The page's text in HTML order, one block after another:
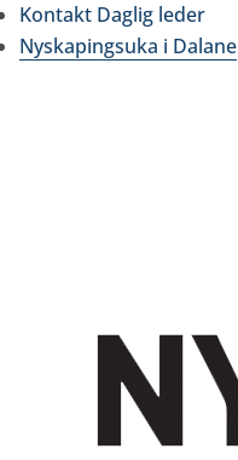
Kontakt Daglig leder
Nyskapingsuka i Dalane